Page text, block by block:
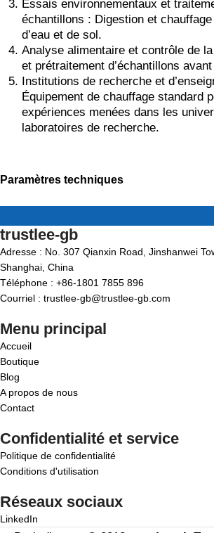
Essais environnementaux et
échantillons : Digestion et chauffage
d’eau et de sol.
Analyse alimentaire et contrôle de
et prétraitement d’échantillons
Institutions de recherche et
Équipement de chauffage standard
expériences menées dans les
laboratoires de recherche.
Paramètres techniques
trustlee-gb
Adresse : No. 307 Qianxin Road, Jinshanwei
Shanghai, China
Téléphone : +86-1801 7855 896
Courriel : trustlee-gb@trustlee-gb.com
Menu principal
Accueil
Boutique
Blog
A propos de nous
Contact
Confidentialité et service
Politique de confidentialité
Conditions d'utilisation
Réseaux sociaux
LinkedIn